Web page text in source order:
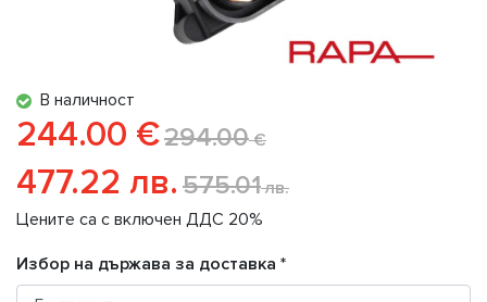
В наличност
244.00 €294.00€
477.22 лв. 575.01лв.
Цените са с включен ДДС 20%
Избор на държава за доставка *